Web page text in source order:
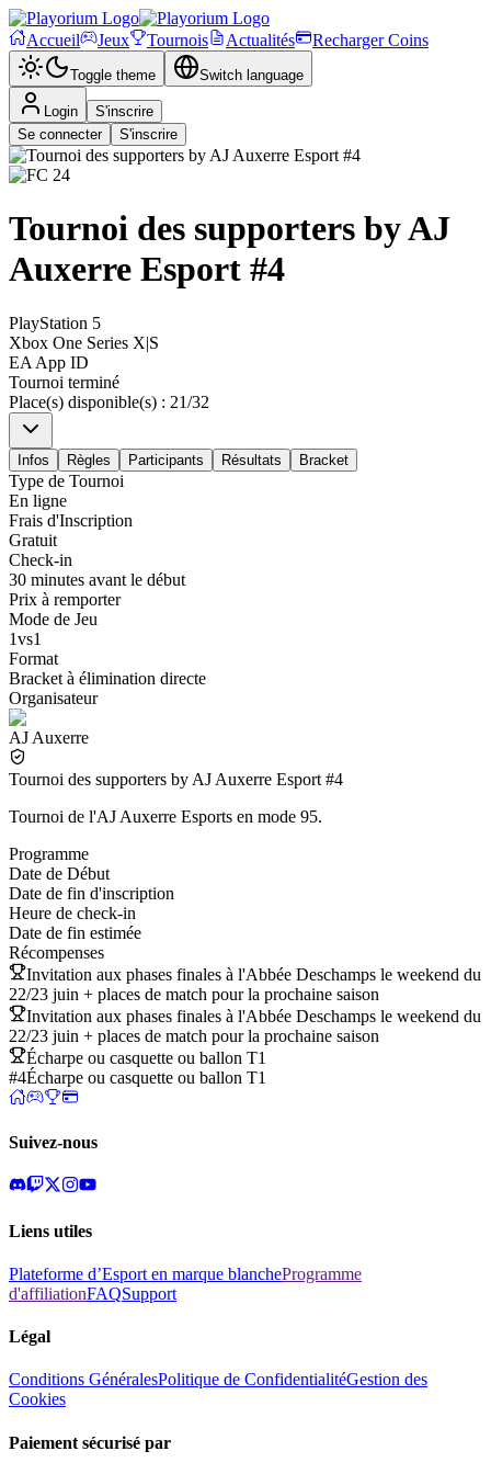
Accueil Jeux Tournois Actualités Recharger Coins
Toggle theme Switch language
Login
S'inscrire
Se connecter
S'inscrire
Tournoi des supporters by AJ
Auxerre Esport #4
PlayStation 5
Xbox One Series X|S
EA App ID
Tournoi terminé
Place(s) disponible(s) : 21/32
Infos Règles Participants Résultats Bracket
Type de Tournoi
En ligne
Frais d'Inscription
Gratuit
Check-in
30 minutes avant le début
Prix à remporter
Mode de Jeu
1vs1
Format
Bracket à élimination directe
Organisateur
AJ Auxerre
Tournoi des supporters by AJ Auxerre Esport #4
Tournoi de l'AJ Auxerre Esports en mode 95.
Programme
Date de Début
Date de fin d'inscription
Heure de check-in
Date de fin estimée
Récompenses
Invitation aux phases finales à l'Abbée Deschamps le weekend du
22/23 juin + places de match pour la prochaine saison
Invitation aux phases finales à l'Abbée Deschamps le weekend du
22/23 juin + places de match pour la prochaine saison
Écharpe ou casquette ou ballon T1
#4Écharpe ou casquette ou ballon T1
Suivez-nous
Liens utiles
Plateforme d’Esport en marque blancheProgramme
d'affiliationFAQSupport
Légal
Conditions GénéralesPolitique de ConfidentialitéGestion des
Cookies
Paiement sécurisé par